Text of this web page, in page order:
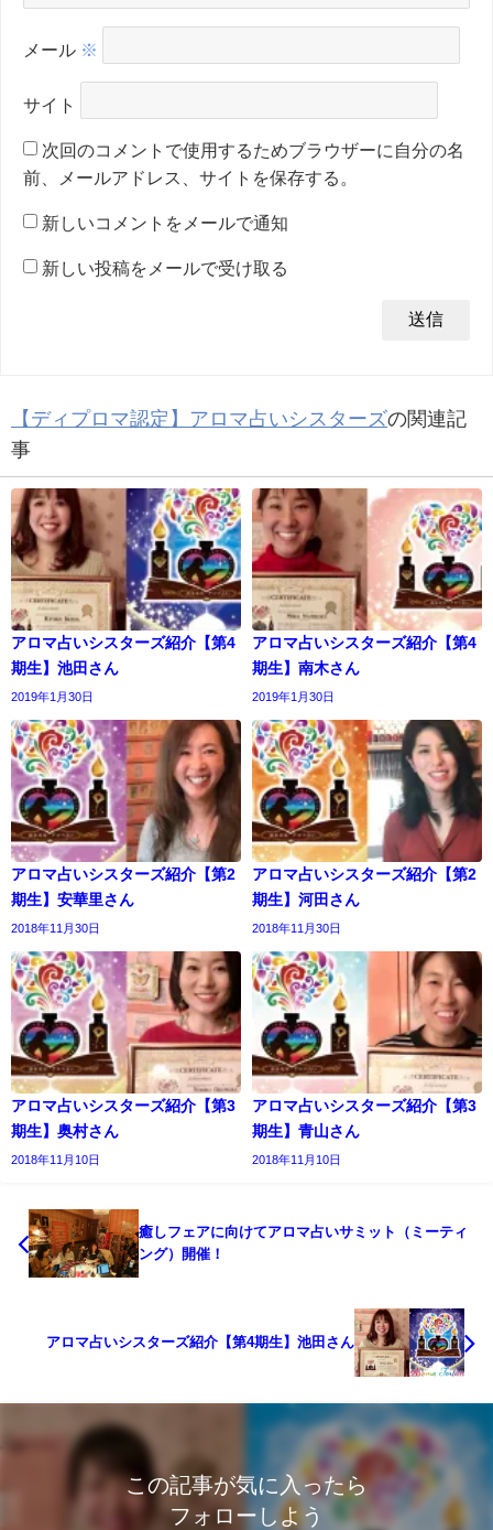
メール ※
サイト
次回のコメントで使用するためブラウザーに自分の名
前、メールアドレス、サイトを保存する。
新しいコメントをメールで通知
新しい投稿をメールで受け取る
【ディプロマ認定】アロマ占いシスターズの関連記
事
アロマ占いシスターズ紹介【第4
期生】池田さん
2019年1月30日
アロマ占いシスターズ紹介【第4
期生】南木さん
2019年1月30日
アロマ占いシスターズ紹介【第2
期生】安華里さん
2018年11月30日
アロマ占いシスターズ紹介【第2
期生】河田さん
2018年11月30日
アロマ占いシスターズ紹介【第3
期生】奥村さん
2018年11月10日
アロマ占いシスターズ紹介【第3
期生】青山さん
2018年11月10日
癒しフェアに向けてアロマ占いサミット（ミーティ
ング）開催！
アロマ占いシスターズ紹介【第4期生】池田さん
この記事が気に入ったら
フォローしよう